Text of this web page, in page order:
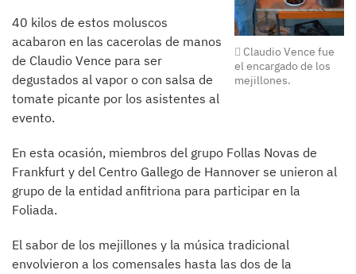
Claudio Vence fue
el encargado de los
mejillones.
40 kilos de estos moluscos
acabaron en las cacerolas de manos
de Claudio Vence para ser
degustados al vapor o con salsa de
tomate picante por los asistentes al
evento.
En esta ocasión, miembros del grupo Follas Novas de
Frankfurt y del Centro Gallego de Hannover se unieron al
grupo de la entidad anfitriona para participar en la
Foliada.
El sabor de los mejillones y la música tradicional
envolvieron a los comensales hasta las dos de la